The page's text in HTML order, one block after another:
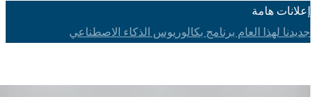
إعلانات هامة
جديدنا لهذا العام برنامج بكالوريوس الذكاء الاصطناعي